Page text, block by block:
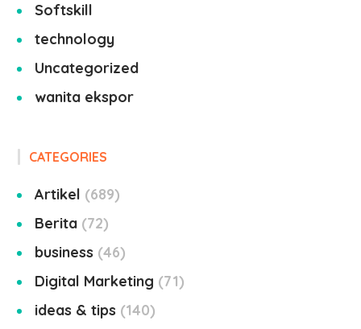
Softskill
technology
Uncategorized
wanita ekspor
CATEGORIES
Artikel
689
Berita 72
business 46
Digital Marketing
71
ideas & tips
140